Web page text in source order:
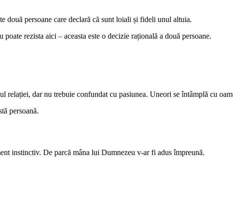
două persoane care declară că sunt loiali și fideli unul altuia.
rezista aici – aceasta este o decizie rațională a două persoane.
dar nu trebuie confundat cu pasiunea. Uneori se întâmplă cu
persoană.
instinctiv. De parcă mâna lui Dumnezeu v-ar fi adus împreună.